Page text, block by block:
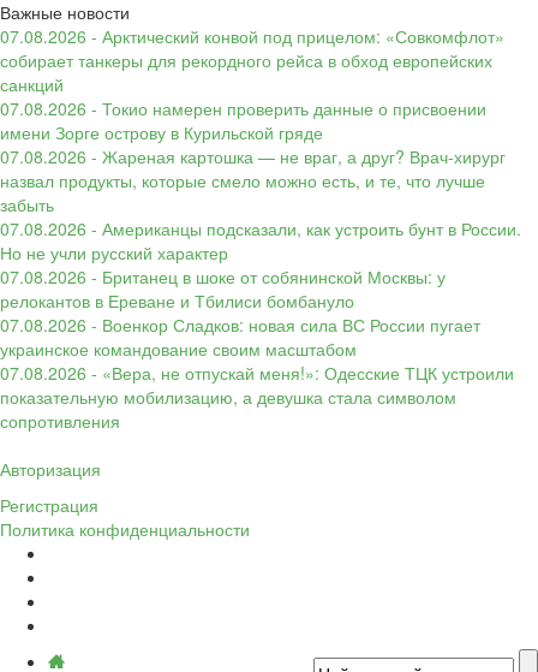
Важные новости
07.08.2026 - Арктический конвой под прицелом: «Совкомфлот»
собирает танкеры для рекордного рейса в обход европейских
санкций
07.08.2026 - Токио намерен проверить данные о присвоении
имени Зорге острову в Курильской гряде
07.08.2026 - Жареная картошка — не враг, а друг? Врач-хирург
назвал продукты, которые смело можно есть, и те, что лучше
забыть
07.08.2026 - Американцы подсказали, как устроить бунт в России.
Но не учли русский характер
07.08.2026 - Британец в шоке от собянинской Москвы: у
релокантов в Ереване и Тбилиси бомбануло
07.08.2026 - Военкор Сладков: новая сила ВС России пугает
украинское командование своим масштабом
07.08.2026 - «Вера, не отпускай меня!»: Одесские ТЦК устроили
показательную мобилизацию, а девушка стала символом
сопротивления
Авторизация
Регистрация
Политика конфиденциальности